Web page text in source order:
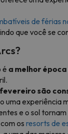
de férias
que você se
é a melhor
são
experiência
e o sol
osresorts de